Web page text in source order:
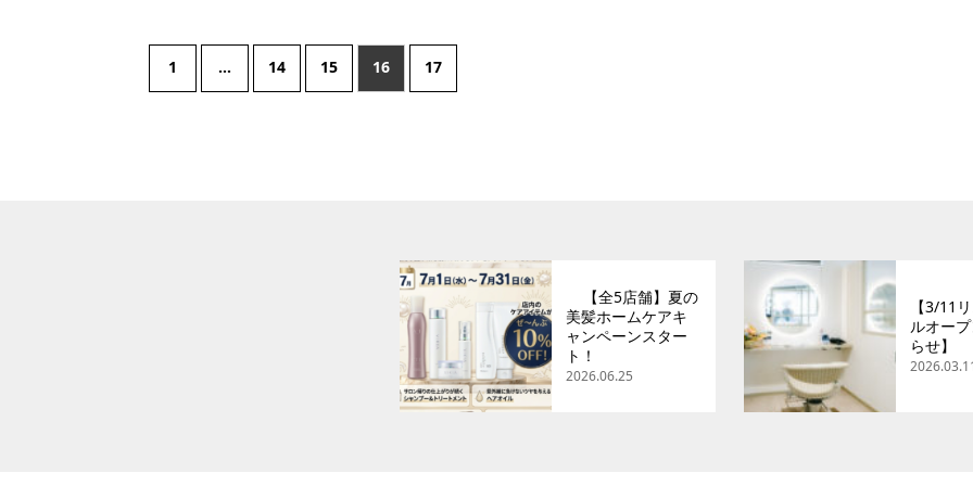
1 … 14 15 16 17
【全5店舗】夏の
美髪ホームケアキ
ャンペーンスター
ト！
2026.06.25
【3/11
ルオー
らせ】